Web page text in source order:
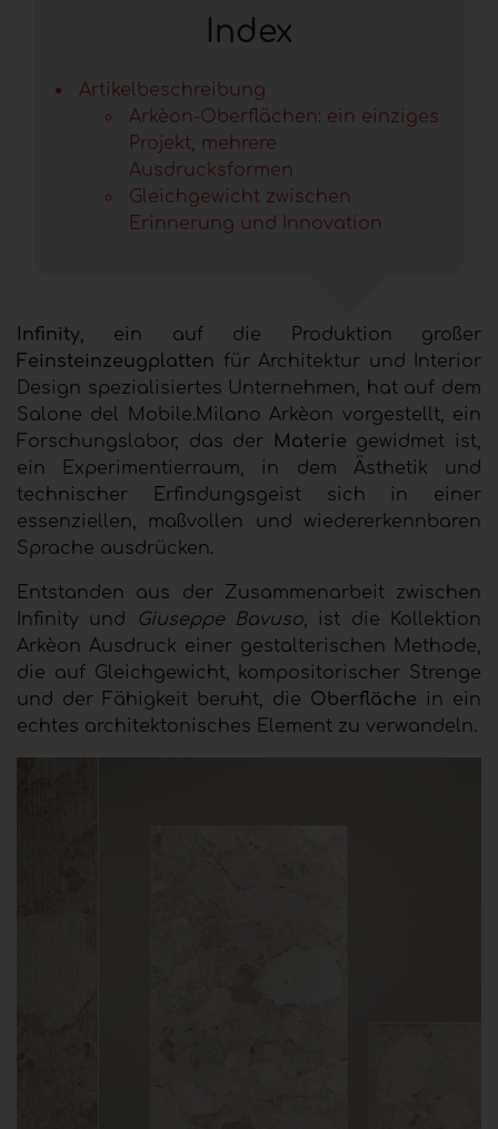
Index
Artikelbeschreibung
Arkèon-Oberflächen: ein einziges
Projekt, mehrere
Ausdrucksformen
Gleichgewicht zwischen
Erinnerung und Innovation
Infinity, ein auf die Produktion großer
Feinsteinzeugplatten für Architektur und Interior
Design spezialisiertes Unternehmen, hat auf dem
Salone del Mobile.Milano Arkèon vorgestellt, ein
Forschungslabor, das der
Materie gewidmet ist,
ein Experimentierraum, in dem Ästhetik und
technischer Erfindungsgeist sich in einer
essenziellen, maßvollen und wiedererkennbaren
Sprache ausdrücken.
Entstanden aus der Zusammenarbeit zwischen
Infinity und
Giuseppe Bavuso, ist die Kollektion
Arkèon Ausdruck einer gestalterischen Methode,
die auf Gleichgewicht, kompositorischer Strenge
und der Fähigkeit beruht, die Oberfläche in ein
echtes architektonisches Element zu verwandeln.